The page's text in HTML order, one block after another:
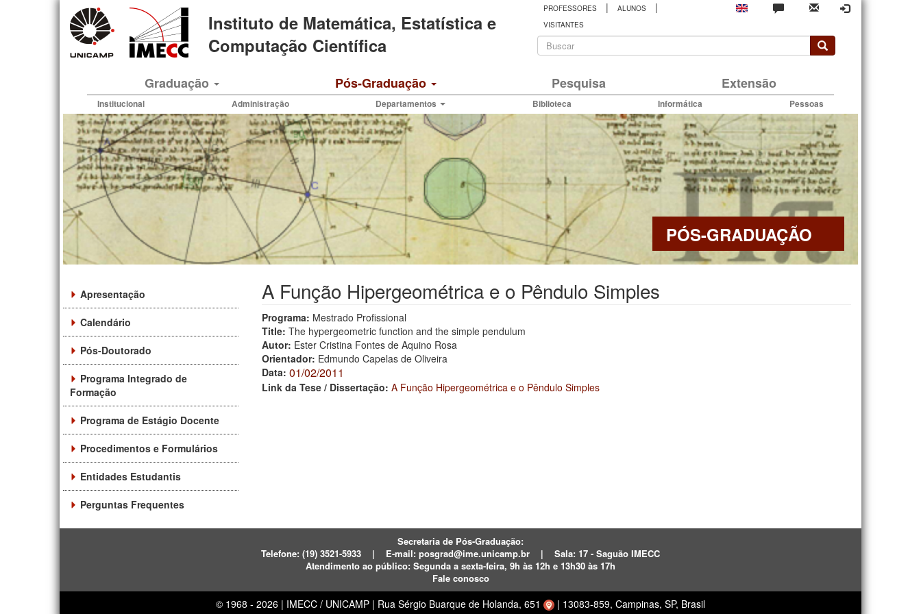
Instituto de Matemática, Estatística e
Computação Científica
PROFESSORES | ALUNOS |
VISITANTES
Formulário
busca
Graduação Pós-Graduação Pesquisa Extensão
Institucional Administração Departamentos Biblioteca Informática Pessoas
PÓS-GRADUAÇÃO
Apresentação
Calendário
Pós-Doutorado
Programa Integrado de
Formação
Programa de Estágio Docente
Procedimentos e Formulários
Entidades Estudantis
Perguntas Frequentes
A Função Hipergeométrica e o Pêndulo Simples
Programa: Mestrado Profissional
Title: The hypergeometric function and the simple pendulum
Autor: Ester Cristina Fontes de Aquino Rosa
Orientador: Edmundo Capelas de Oliveira
Data: 01/02/2011
Link da Tese / Dissertação: A Função Hipergeométrica e o Pêndulo Simples
Secretaria de Pós-Graduação:
Telefone: (19) 3521-5933 | E-mail: posgrad@ime.unicamp.br |
Sala: 17 - Saguão IMECC
Atendimento ao público: Segunda a sexta-feira, 9h às 12h e 13h30 às 17h
Fale conosco
© 1968 - 2026 | IMECC / UNICAMP | Rua Sérgio Buarque de Holanda, 651 | 13083-859, Campinas, SP, Brasil